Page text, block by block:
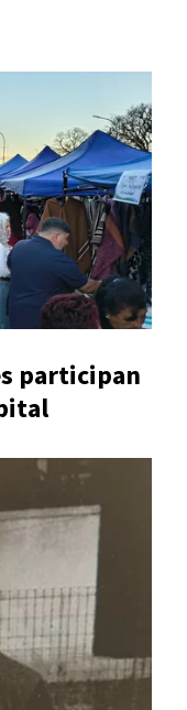
participan